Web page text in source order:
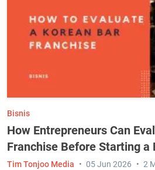
Bisnis
How Entrepreneurs Can
Franchise Before Starting a
Tim Tonjoo Media 05 Jun 2026 2